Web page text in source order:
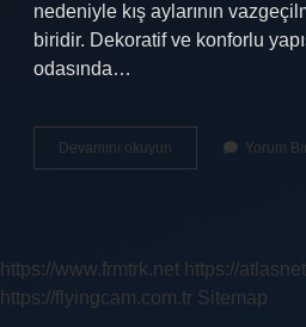
nedeniyle kış aylarının
biridir. Dekoratif ve konforlu
odasında…
Devamını okuyun Battaniye
Çeşitleri
Yorum
https://www.frmtrk.net https://
https://flyingcam.com.tr Sitemap